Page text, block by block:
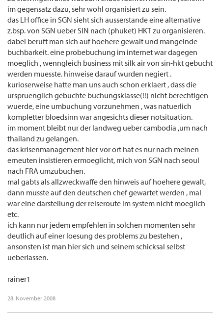
im gegensatz dazu, sehr wohl organisiert zu sein.
das LH office in SGN sieht sich ausserstande eine alternative
z.bsp. von SGN ueber SIN nach (phuket) HKT zu organisieren.
dabei beruft man sich auf hoehere gewalt und mangelnde
buchbarkeit. eine probebuchung im internet war dagegen
moeglich , wenngleich business mit silk air von sin-hkt gebucht
werden muesste. hinweise darauf wurden negiert .
kurioserweise hatte man uns auch schon erklaert , dass die
urspruenglich gebuchte buchungsklasse(!!) nicht berechtigen
wuerde, eine umbuchung vorzunehmen , was natuerlich
kompletter bloedsinn war angesichts dieser notsituation.
im moment bleibt nur der landweg ueber cambodia ,um nach
thailand zu gelangen.
das krisenmanagement hier vor ort hat es nur nach meinen
erneuten insistieren ermoeglicht, mich von SGN nach seoul
nach FRA umzubuchen.
mal gabts als allzweckwaffe den hinweis auf hoehere gewalt,
dann musste auf den deutschen chef gewartet werden , mal
war eine darstellung der reiseroute im system nicht moeglich
etc.
ich kann nur jedem empfehlen in solchen momenten sehr
deutlich auf einer loesung des problems zu bestehen ,
ansonsten ist man hier sich und seinem schicksal selbst
ueberlassen.
rainer1
28. November 2008